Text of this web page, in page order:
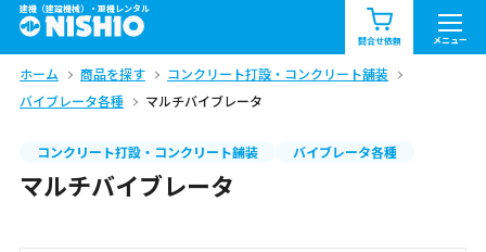
建機（建設機械）・重機レンタル
問合せ依頼 メニュー
商品一覧 お知らせ一覧
問合せ依頼リスト お問合せ
北海道 東北
ホーム 商品を探す
コンクリート打設・コンクリート舗装
バイブレータ各種
マルチバイブレータ
コンクリート打設・コンクリート舗装 バイブレータ各種
マルチバイブレータ